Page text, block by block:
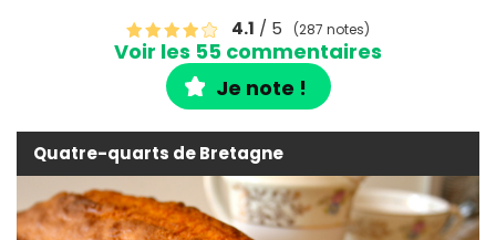
4.1 / 5 (287 notes)
Voir les 55 commentaires
Je note !
Quatre-quarts de Bretagne